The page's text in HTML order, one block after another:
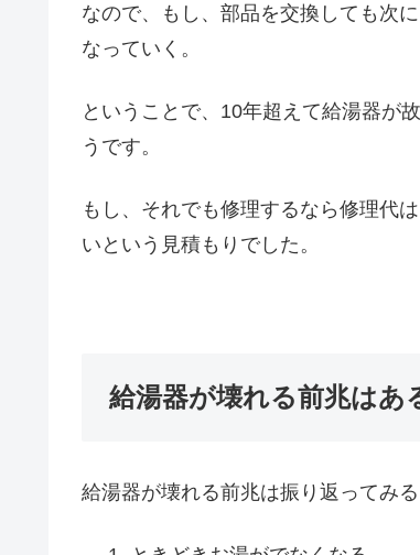
なので、もし、部品を交換しても次
なっていく。
ということで、10年超えて給湯器が
うです。
もし、それでも修理するなら修理代
いという見積もりでした。
給湯器が壊れる前兆はあ
給湯器が壊れる前兆は振り返ってみる